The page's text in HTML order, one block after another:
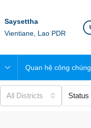
Saysettha
Vientiane, Lao PDR
Quan hệ công chúng
All Districts Status